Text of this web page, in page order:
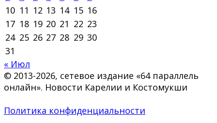
10 11 12 13 14 15 16
17 18 19 20 21 22 23
24 25 26 27 28 29 30
31
« Июл
© 2013-2026, сетевое издание «64 параллель
онлайн». Новости Карелии и Костомукши
Политика конфиденциальности